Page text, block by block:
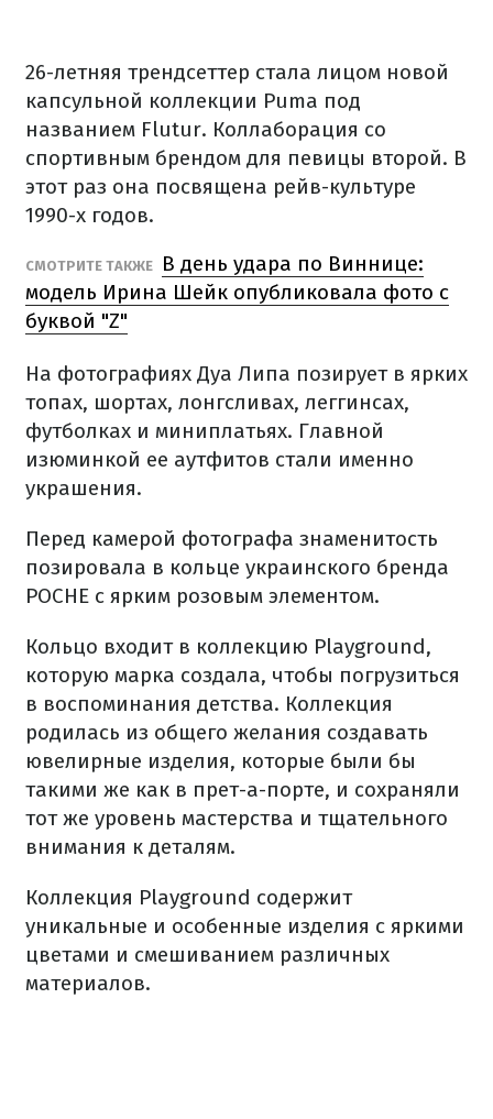
26-летняя трендсеттер стала лицом новой
капсульной коллекции Puma под
названием Flutur. Коллаборация со
спортивным брендом для певицы второй. В
этот раз она посвящена рейв-культуре
1990-х годов.
СМОТРИТЕ ТАКЖЕ
В день удара по Виннице:
модель Ирина Шейк опубликовала фото с
буквой "Z"
На фотографиях Дуа Липа позирует в ярких
топах, шортах, лонгсливах, леггинсах,
футболках и миниплатьях. Главной
изюминкой ее аутфитов стали именно
украшения.
Перед камерой фотографа знаменитость
позировала в кольце украинского бренда
POCHE с ярким розовым элементом.
Кольцо входит в коллекцию Playground,
которую марка создала, чтобы погрузиться
в воспоминания детства. Коллекция
родилась из общего желания создавать
ювелирные изделия, которые были бы
такими же как в прет-а-порте, и сохраняли
тот же уровень мастерства и тщательного
внимания к деталям.
Коллекция Playground содержит
уникальные и особенные изделия с яркими
цветами и смешиванием различных
материалов.